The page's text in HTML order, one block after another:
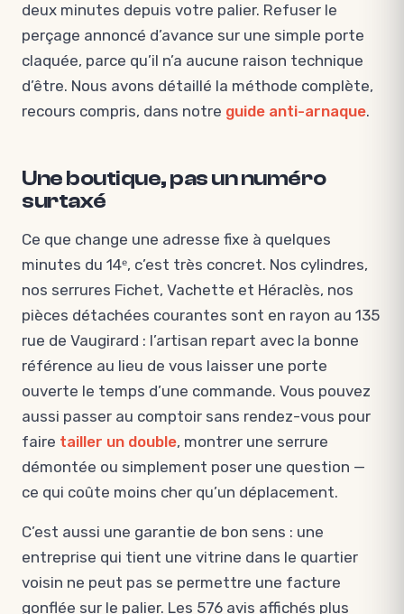
deux minutes depuis votre palier. Refuser le
perçage annoncé d’avance sur une simple porte
claquée, parce qu’il n’a aucune raison technique
d’être. Nous avons détaillé la méthode complète,
recours compris, dans notre guide anti-arnaque.
Une boutique, pas un numéro
surtaxé
Ce que change une adresse fixe à quelques
minutes du 14ᵉ, c’est très concret. Nos cylindres,
nos serrures Fichet, Vachette et Héraclès, nos
pièces détachées courantes sont en rayon au 135
rue de Vaugirard : l’artisan repart avec la bonne
référence au lieu de vous laisser une porte
ouverte le temps d’une commande. Vous pouvez
aussi passer au comptoir sans rendez-vous pour
faire tailler un double, montrer une serrure
démontée ou simplement poser une question —
ce qui coûte moins cher qu’un déplacement.
C’est aussi une garantie de bon sens : une
entreprise qui tient une vitrine dans le quartier
voisin ne peut pas se permettre une facture
gonflée sur le palier. Les 576 avis affichés plus